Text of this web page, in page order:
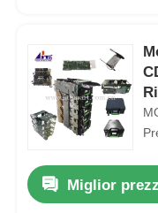
Miglior